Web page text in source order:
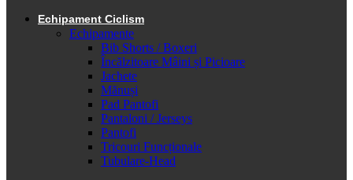
Echipament Ciclism
Echipamente
Bib Shorts / Boxeri
Încălzitoare Mâini și Picioare
Jachete
Mănuși
Pad Pantofi
Pantaloni / Jerseys
Pantofi
Tricouri Funcționale
Tubulare-Head